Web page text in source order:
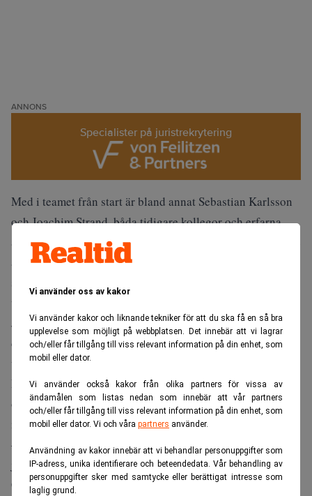
Vi använder oss av kakor
Vi använder kakor och liknande tekniker för att du ska få en så bra
upplevelse som möjligt på webbplatsen. Det innebär att vi lagrar
och/eller får tillgång till viss relevant information på din enhet, som
mobil eller dator.
Vi använder också kakor från olika partners för vissa av
ändamålen som listas nedan som innebär att vår partners
och/eller får tillgång till viss relevant information på din enhet, som
mobil eller dator. Vi och våra partners använder.
Användning av kakor innebär att vi behandlar personuppgifter som
IP-adress, unika identifierare och beteendedata. Vår behandling av
personuppgifter sker med samtycke eller berättigat intresse som
laglig grund.
ANNONS
Specialister på juristrekrytering
Med i teamet från start är bland annat Sebastian Karlsson
och Joachim Strand, båda tidigare kollegor och erfarna
advokater, samt Svante Hultqvist. Och fler nya medarbetare
är på väg in. Över tid är tanken att ytterligare specialisera
växa. Det framgår av ett pressmeddelande.
Johan Lundberg har de senaste åren uppmärksammats av
det rankinginstitutet Chambers Europe där han 2024 är
utsedd till Tier 1 inom Banking & Finance och Tier 2 inom
Restructuring. Hans kunder inkluderar förutom banker
och finansinstitut även många av de största bolagen inom
industri- och fastighetsbranschen.
–Jag är oerhört tacksam för det stöd och den uppmuntran
jag har fått genom hela min karriär. Min resa med
Cederquist och etableringen av byråns bank- och